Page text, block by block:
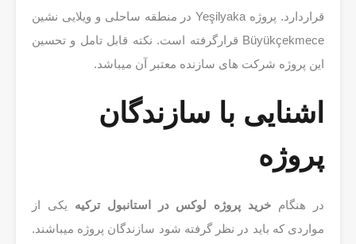
قراردارد. پروژه Yeşilyaka در منطقه ساحلی و ویلایی نشین
Büyükçekmece قرارگرفته است. نکته قابل تامل و تحسین
این پروژه شرکت های سازنده معتبر آن میباشد.
اشنایی با سازندگان
پروژه
در هنگام خرید پروژه لوکس در استانبول ترکیه یکی از
مواردی که باید در نظر گرفته شود سازندگان پروژه میباشند.